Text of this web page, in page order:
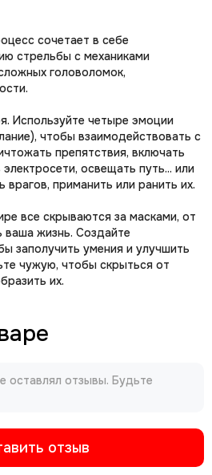
сочетает в себе
стрельбы с механиками
головоломок,
Используйте четыре эмоции
чтобы взаимодействовать с
препятствия, включать
освещать путь... или
врагов, приманить или ранить их.
все скрываются за масками, от
ваша жизнь. Создайте
заполучить умения и улучшить
чужую, чтобы скрыться от
их.
оставлял отзывы. Будьте
отзыв